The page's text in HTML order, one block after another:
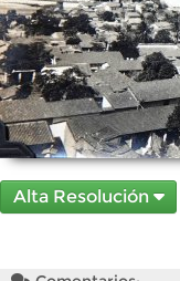
Alta Resolución